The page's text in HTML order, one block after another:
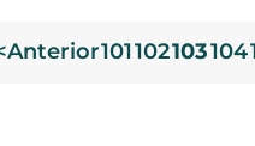
101102103104